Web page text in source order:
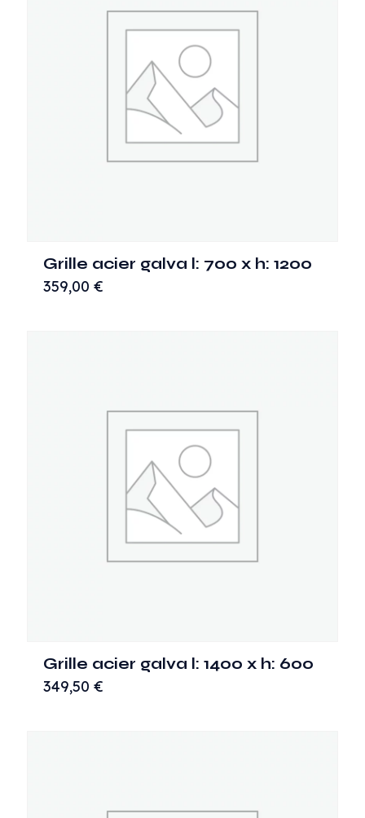
Grille acier galva l: 700 x h: 1200
359,00 €
Grille acier galva l: 1400 x h: 600
349,50 €